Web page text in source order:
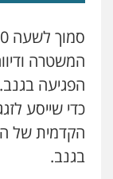
המשטרה
הפגיעה
כדי שייסע
הקדמית של
בגנב.